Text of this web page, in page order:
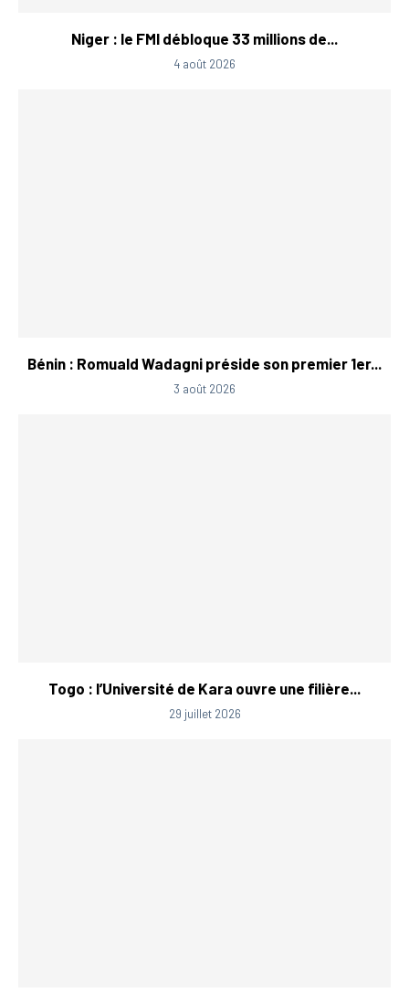
Niger : le FMI débloque 33 millions de...
4 août 2026
Bénin : Romuald Wadagni préside son premier 1er...
3 août 2026
Togo : l’Université de Kara ouvre une filière...
29 juillet 2026